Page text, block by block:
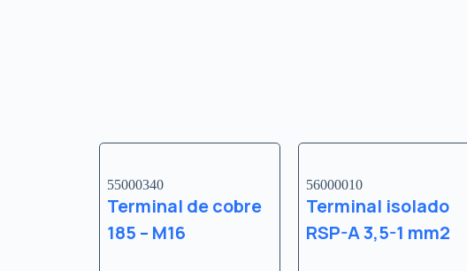
55000340
Terminal de cobre
185 – M16
56000010
Terminal isolado
RSP-A 3,5-1 mm2